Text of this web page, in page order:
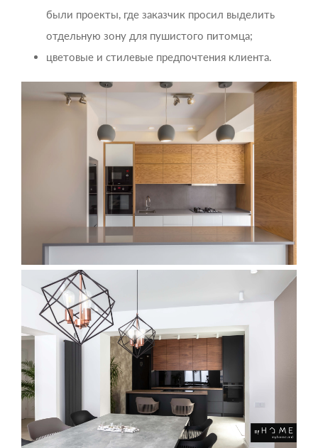
были проекты, где заказчик просил выделить
отдельную зону для пушистого питомца;
цветовые и стилевые предпочтения клиента.